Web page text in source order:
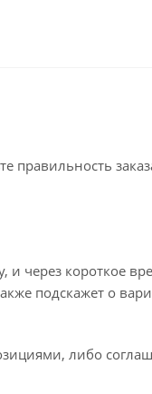
правильность
и через короткое
подскажет о
либо